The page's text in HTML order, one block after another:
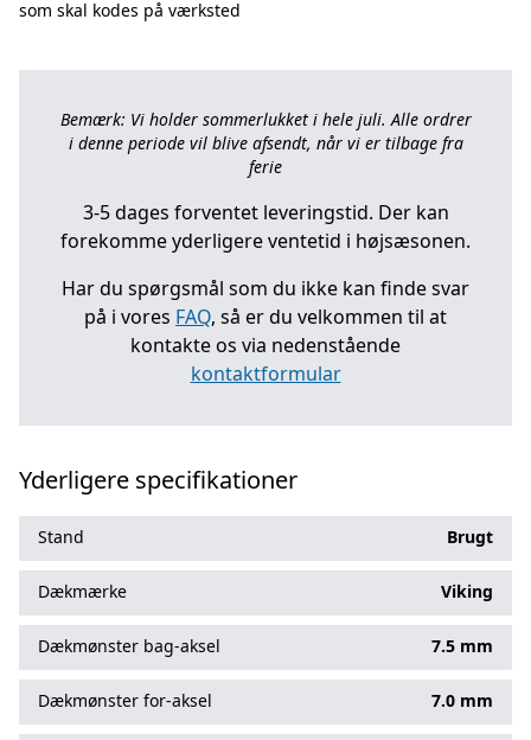
Bemærk: Vi holder sommerlukket i hele juli. Alle ordrer
i denne periode vil blive afsendt, når vi er tilbage fra
ferie
3-5 dages forventet leveringstid. Der kan
forekomme yderligere ventetid i højsæsonen.
Har du spørgsmål som du ikke kan finde svar
på i vores FAQ, så er du velkommen til at
kontakte os via nedenstående
kontaktformular
Yderligere specifikationer
Stand Brugt
Dækmærke Viking
Dækmønster bag-aksel 7.5 mm
Dækmønster for-aksel 7.0 mm